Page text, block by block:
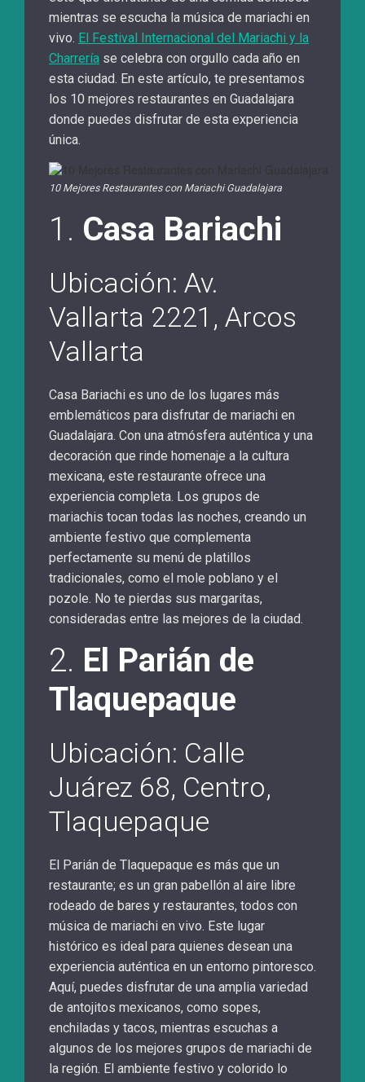
mientras se escucha la música de mariachi en
vivo. El Festival Internacional del Mariachi y la
Charrería se celebra con orgullo cada año en
esta ciudad. En este artículo, te presentamos
los 10 mejores restaurantes en Guadalajara
donde puedes disfrutar de esta experiencia
única.
10 Mejores Restaurantes con Mariachi Guadalajara
1. Casa Bariachi
Ubicación: Av.
Vallarta 2221, Arcos
Vallarta
Casa Bariachi es uno de los lugares más
emblemáticos para disfrutar de mariachi en
Guadalajara. Con una atmósfera auténtica y una
decoración que rinde homenaje a la cultura
mexicana, este restaurante ofrece una
experiencia completa. Los grupos de
mariachis tocan todas las noches, creando un
ambiente festivo que complementa
perfectamente su menú de platillos
tradicionales, como el mole poblano y el
pozole. No te pierdas sus margaritas,
consideradas entre las mejores de la ciudad.
2. El Parián de
Tlaquepaque
Ubicación: Calle
Juárez 68, Centro,
Tlaquepaque
El Parián de Tlaquepaque es más que un
restaurante; es un gran pabellón al aire libre
rodeado de bares y restaurantes, todos con
música de mariachi en vivo. Este lugar
histórico es ideal para quienes desean una
experiencia auténtica en un entorno pintoresco.
Aquí, puedes disfrutar de una amplia variedad
de antojitos mexicanos, como sopes,
enchiladas y tacos, mientras escuchas a
algunos de los mejores grupos de mariachi de
la región. El ambiente festivo y colorido lo